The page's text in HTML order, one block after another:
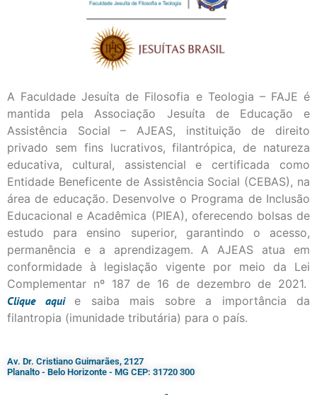
A Faculdade Jesuíta de Filosofia e Teologia – FAJE é
mantida pela Associação Jesuíta de Educação e
Assistência Social – AJEAS, instituição de direito
privado sem fins lucrativos, filantrópica, de natureza
educativa, cultural, assistencial e certificada como
Entidade Beneficente de Assistência Social (CEBAS), na
área de educação. Desenvolve o Programa de Inclusão
Educacional e Acadêmica (PIEA), oferecendo bolsas de
estudo para ensino superior, garantindo o acesso,
permanência e a aprendizagem. A AJEAS atua em
conformidade à legislação vigente por meio da Lei
Complementar nº 187 de 16 de dezembro de 2021.
Cliqueaqui
e saiba mais sobre a importância da
filantropia (imunidade tributária) para o país.
Av. Dr. Cristiano Guimarães, 2127
Planalto - Belo Horizonte - MG CEP: 31720 300